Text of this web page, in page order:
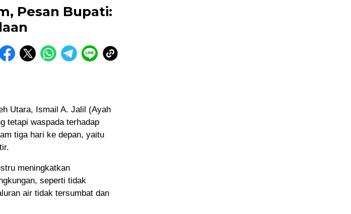
Pesan Bupati:
Utara, Ismail A. Jalil (Ayah
tetapi waspada terhadap
tiga hari ke depan, yaitu
meningkatkan
seperti tidak
air tidak tersumbat dan